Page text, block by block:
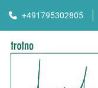
+491795302805